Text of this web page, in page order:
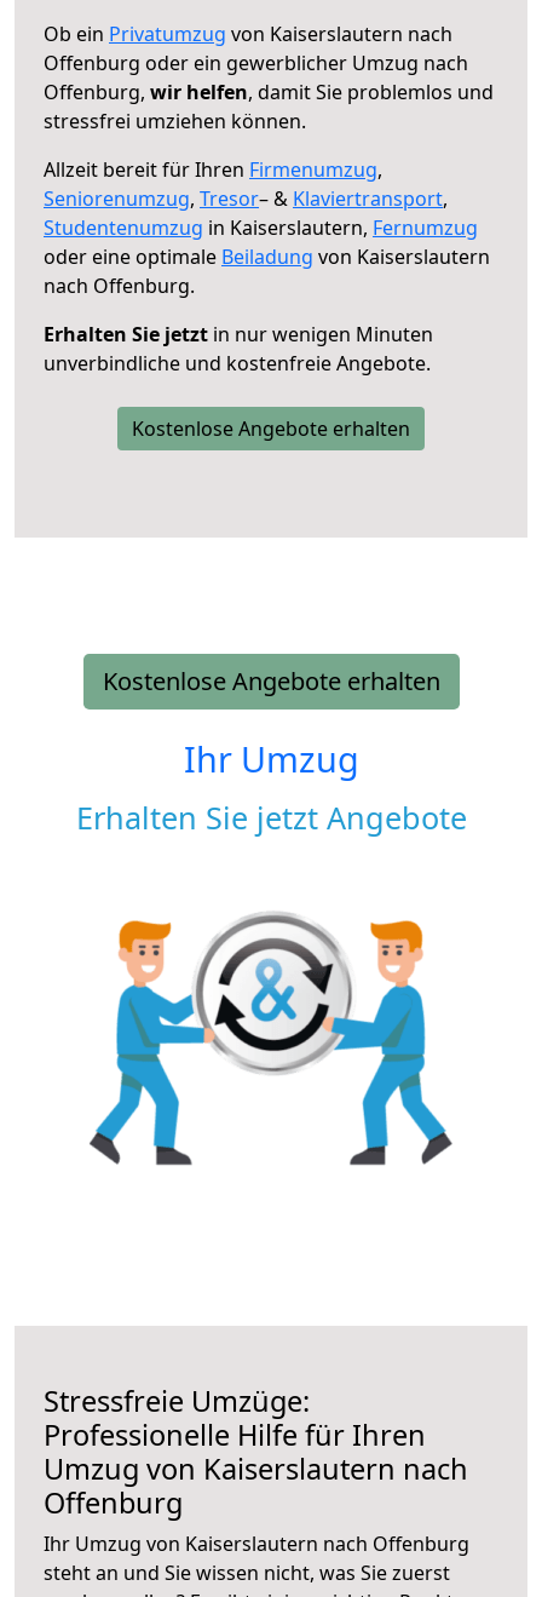
Ob ein Privatumzug von Kaiserslautern nach
Offenburg oder ein gewerblicher Umzug nach
Offenburg, wir helfen, damit Sie problemlos und
stressfrei umziehen können.
Allzeit bereit für Ihren Firmenumzug,
Seniorenumzug, Tresor– & Klaviertransport,
Studentenumzug in Kaiserslautern, Fernumzug
oder eine optimale Beiladung von Kaiserslautern
nach Offenburg.
Erhalten Sie jetzt in nur wenigen Minuten
unverbindliche und kostenfreie Angebote.
Kostenlose Angebote erhalten
Kostenlose Angebote erhalten
Ihr Umzug
Erhalten Sie jetzt Angebote
Stressfreie Umzüge:
Professionelle Hilfe für Ihren
Umzug von Kaiserslautern nach
Offenburg
Ihr Umzug von Kaiserslautern nach Offenburg
steht an und Sie wissen nicht, was Sie zuerst